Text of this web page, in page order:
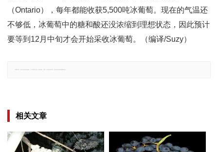
（Ontario），每年都能收获5,500吨冰葡萄。现在的气温还
不够低，冰葡萄中的糖和酸还没浓缩到理想状态，因此预计
要等到12月中旬才会开始采收冰葡萄。（编译/Suzy）
相关文章